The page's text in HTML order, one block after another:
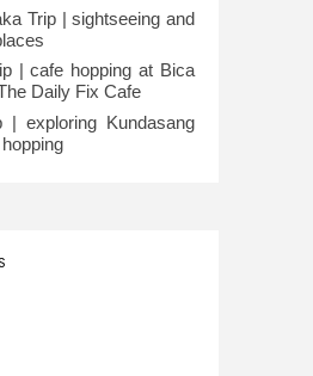
Trip | sightseeing and
| cafe hopping at Bica
Daily Fix Cafe
| exploring Kundasang